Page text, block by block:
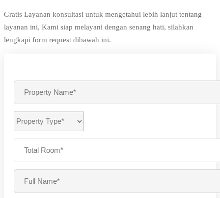
Gratis Layanan konsultasi untuk mengetahui lebih lanjut tentang
layanan ini, Kami siap melayani dengan senang hati, silahkan
lengkapi form request dibawah ini.